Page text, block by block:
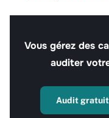
Vous gérez des
auditer
Audit gratuit